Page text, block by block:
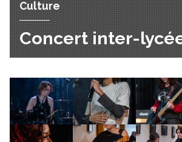
Culture
Concert inter-